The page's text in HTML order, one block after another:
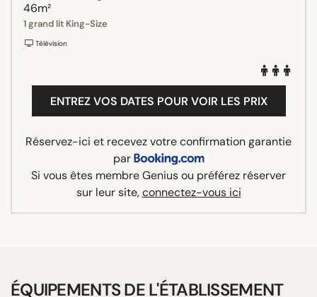
46m²
1 grand lit King-Size
Télévision
ENTREZ VOS DATES POUR VOIR LES PRIX
Réservez-ici et recevez votre confirmation garantie
par
Si vous êtes membre Genius ou préférez réserver
sur leur site,connectez-vous ici
ÉQUIPEMENTS DE L'ÉTABLISSEMENT